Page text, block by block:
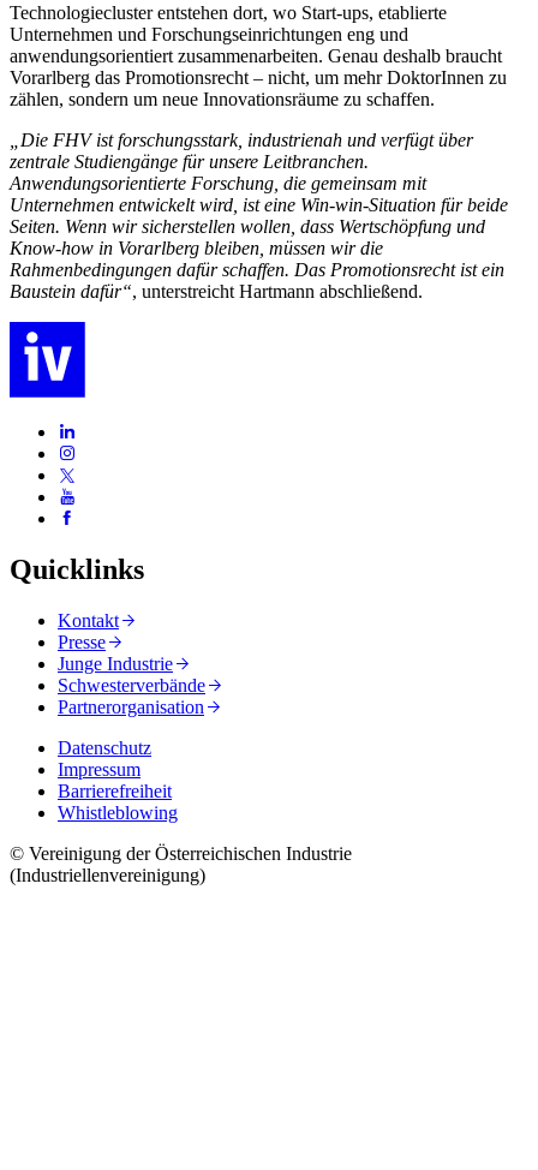
Technologiecluster entstehen dort, wo Start-ups, etablierte
Unternehmen und Forschungseinrichtungen eng und
anwendungsorientiert zusammenarbeiten. Genau deshalb braucht
Vorarlberg das Promotionsrecht – nicht, um mehr DoktorInnen zu
zählen, sondern um neue Innovationsräume zu schaffen.
„Die FHV ist forschungsstark, industrienah und verfügt über
zentrale Studiengänge für unsere Leitbranchen.
Anwendungsorientierte Forschung, die gemeinsam mit
Unternehmen entwickelt wird, ist eine Win-win-Situation für beide
Seiten. Wenn wir sicherstellen wollen, dass Wertschöpfung und
Know-how in Vorarlberg bleiben, müssen wir die
Rahmenbedingungen dafür schaffen. Das Promotionsrecht ist ein
Baustein dafür“, unterstreicht Hartmann abschließend.
Quicklinks
Kontakt
Presse
Junge Industrie
Schwesterverbände
Partnerorganisation
Datenschutz
Impressum
Barrierefreiheit
Whistleblowing
© Vereinigung der Österreichischen Industrie
(Industriellenvereinigung)